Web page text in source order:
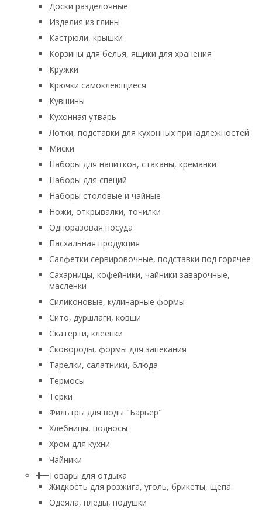
Доски разделочные
Изделия из глины
Кастрюли, крышки
Корзины для белья, ящики для хранения
Кружки
Крючки самоклеющиеся
Кувшины
Кухонная утварь
Лотки, подставки для кухонных принадлежностей
Миски
Наборы для напитков, стаканы, креманки
Наборы для специй
Наборы столовые и чайные
Ножи, открывалки, точилки
Одноразовая посуда
Пасхальная продукция
Салфетки сервировочные, подставки под горячее
Сахарницы, кофейники, чайники заварочные,
масленки
Силиконовые, кулинарные формы
Сито, дуршлаги, ковши
Скатерти, клеенки
Сковороды, формы для запекания
Тарелки, салатники, блюда
Термосы
Тёрки
Фильтры для воды "Барьер"
Хлебницы, подносы
Хром для кухни
Чайники
Товары для отдыха
Жидкость для розжига, уголь, брикеты, щепа
Одеяла, пледы, подушки